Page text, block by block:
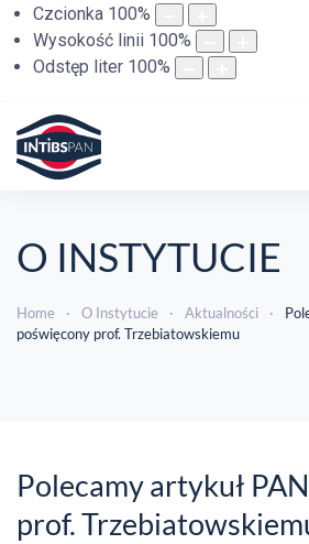
Czcionka 100%
Wysokość linii 100%
Odstęp liter 100%
O INSTYTUCIE
Home O Instytucie Aktualności
poświęcony prof. Trzebiatowskiemu
Polecamy artykuł
prof.